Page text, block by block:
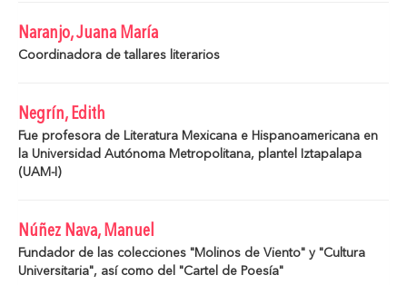
Naranjo, Juana María
Coordinadora de tallares literarios
Negrín, Edith
Fue profesora de Literatura Mexicana e Hispanoamericana en
la Universidad Autónoma Metropolitana, plantel Iztapalapa
(UAM-I)
Núñez Nava, Manuel
Fundador de las colecciones "Molinos de Viento" y "Cultura
Universitaria", así como del "Cartel de Poesía"